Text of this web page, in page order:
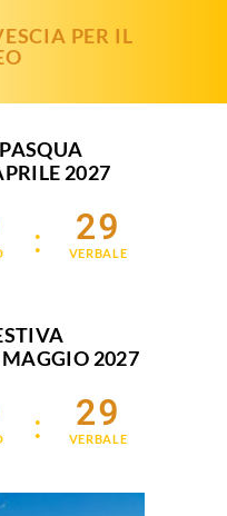
PER IL
2027
: 29
VERBALE
2027
: 29
VERBALE